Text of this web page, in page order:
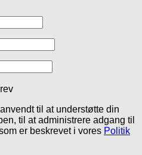
til at understøtte din
til at administrere adgang til
er beskrevet i vores Politik